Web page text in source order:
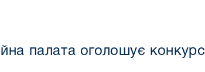
палата оголошує